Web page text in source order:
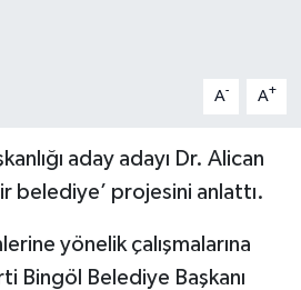
A- A+
aday adayı Dr. Alican
belediye’ projesini anlattı.
yönelik çalışmalarına
Bingöl Belediye Başkanı